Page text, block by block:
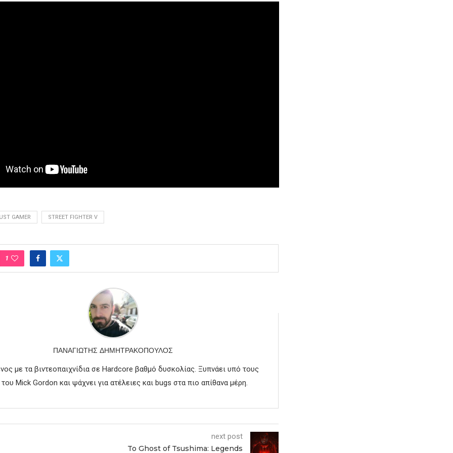
GAMER STREET FIGHTER V
1
ΠΑΝΑΓΙΏΤΗΣ ΔΗΜΗΤΡΑΚΌΠΟΥΛΟΣ
με τα βιντεοπαιχνίδια σε Hardcore βαθμό δυσκολίας. Ξυπνάει υπό τους
Mick Gordon και ψάχνει για ατέλειες και bugs στα πιο απίθανα μέρη.
next post
To Ghost of Tsushima: Legends